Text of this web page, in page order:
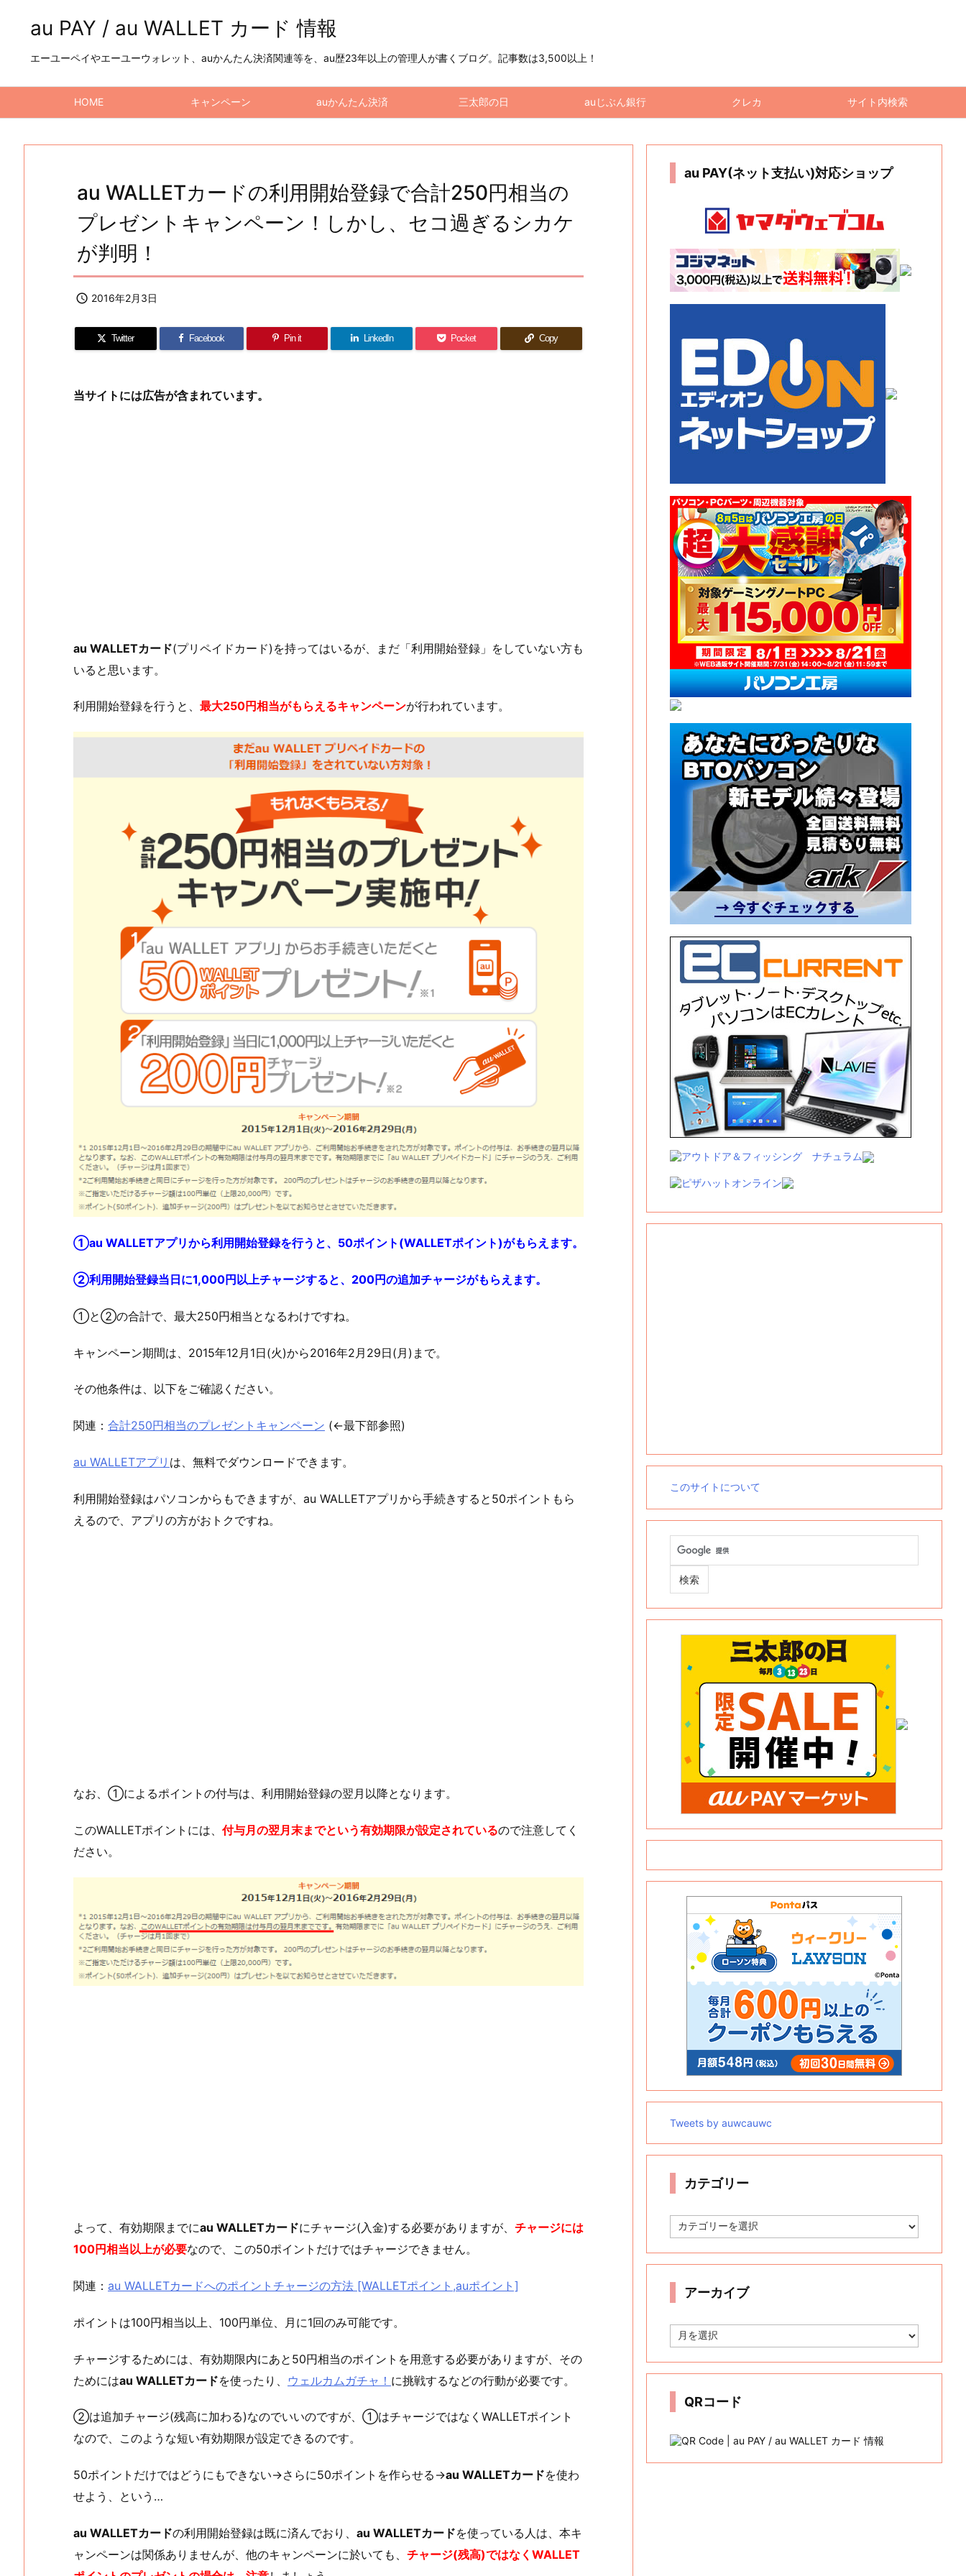
au PAY / au WALLET カード 情報
エーユーペイやエーユーウォレット、auかんたん決済関連等を、au歴23年以上の管理人が書くブログ。記事数は3,500以上！
HOME キャンペーン auかんたん決済 三太郎の日 auじぶん銀行 クレカ サイト内検索
au WALLETカードの利用開始登録で合計250円相当の
プレゼントキャンペーン！しかし、セコ過ぎるシカケ
が判明！
 2016年2月3日
Twitter Facebook Pin it LinkedIn Pocket Copy
当サイトには広告が含まれています。
au WALLETカード(プリペイドカード)を持ってはいるが、まだ「利用開始登録」をしていない方も
いると思います。
利用開始登録を行うと、 最大250円相当がもらえるキャンペーンが行われています。
①au WALLETアプリから利用開始登録を行うと、50ポイント(WALLETポイント)がもらえます。
②利用開始登録当日に1,000円以上チャージすると、200円の追加チャージがもらえます。
①と②の合計で、最大250円相当となるわけですね。
キャンペーン期間は、2015年12月1日(火)から2016年2月29日(月)まで。
その他条件は、以下をご確認ください。
関連： 合計250円相当のプレゼントキャンペーン (←最下部参照)
au WALLETアプリ は、無料でダウンロードできます。
利用開始登録はパソコンからもできますが、au WALLETアプリから手続きすると50ポイントもら
えるので、アプリの方がおトクですね。
なお、①によるポイントの付与は、利用開始登録の翌月以降となります。
このWALLETポイントには、 付与月の翌月末までという有効期限が設定されているので注意してく
ださい。
よって、有効期限までにau WALLETカードにチャージ(入金)する必要がありますが、 チャージには
100円相当以上が必要なので、この50ポイントだけではチャージできません。
関連： au WALLETカードへのポイントチャージの方法 [WALLETポイント,auポイント]
ポイントは100円相当以上、100円単位、月に1回のみ可能です。
チャージするためには、有効期限内にあと50円相当のポイントを用意する必要がありますが、その
ためにはau WALLETカードを使ったり、 ウェルカムガチャ！ に挑戦するなどの行動が必要です。
②は追加チャージ(残高に加わる)なのでいいのですが、①はチャージではなくWALLETポイント
なので、このような短い有効期限が設定できるのです。
50ポイントだけではどうにもできない→さらに50ポイントを作らせる→au WALLETカードを使わ
せよう、という…
au WALLETカードの利用開始登録は既に済んでおり、 au WALLETカードを使っている人は、本キ
ャンペーンは関係ありませんが、他のキャンペーンに於いても、 チャージ(残高)ではなくWALLET
au PAY(ネット支払い)対応ショップ
このサイトについて
Tweets by auwcauwc
カテゴリー
テ
リ
アーカイブ
ー
イ
QRコード